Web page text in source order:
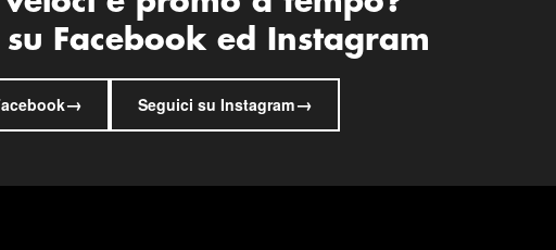
su Facebook ed Instagram
→ Seguici su Instagram→